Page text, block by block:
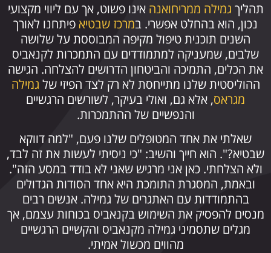
תהליך גמילה ממריחואנה אינו פשוט, אך עם ליווי מקצועי
נכון, הוא בהחלט אפשרי. במרכז שבטיא פיתחנו לאורך
השנים תוכנית טיפול מקיפה המבוססת על שלושה
שלבים, שמעניקה למתמודדים עם התמכרות לקנאביס
את הכלים, התמיכה והביטחון הדרושים להצלחה. הגישה
ההוליסטית שלנו מתייחסת לא רק לצד הפיזי של גמילה
מגראס, אלא גם, ואולי בעיקר, לשורשים הרגשיים
והנפשיים של ההתמכרות.
שאלתי את אחד המטופלים שלנו פעם, "למה דווקא
שבטיא?". הוא חייך והשיב: "כי ניסיתי לעשות את זה לבד,
ולא הצלחתי. כאן אני מרגיש שאני לא בודד במסע הזה".
ובאמת, המסגרת התומכת היא אחד הסודות הגדולים
בהתמודדות עם האתגרים של גמילה. אנשים רבים
מנסים להפסיק את השימוש בקנאביס בכוחות עצמם, אך
מגלים שתסמיני גמילה מקנאביס והקשיים הרגשיים
מהווים מכשול אמיתי.